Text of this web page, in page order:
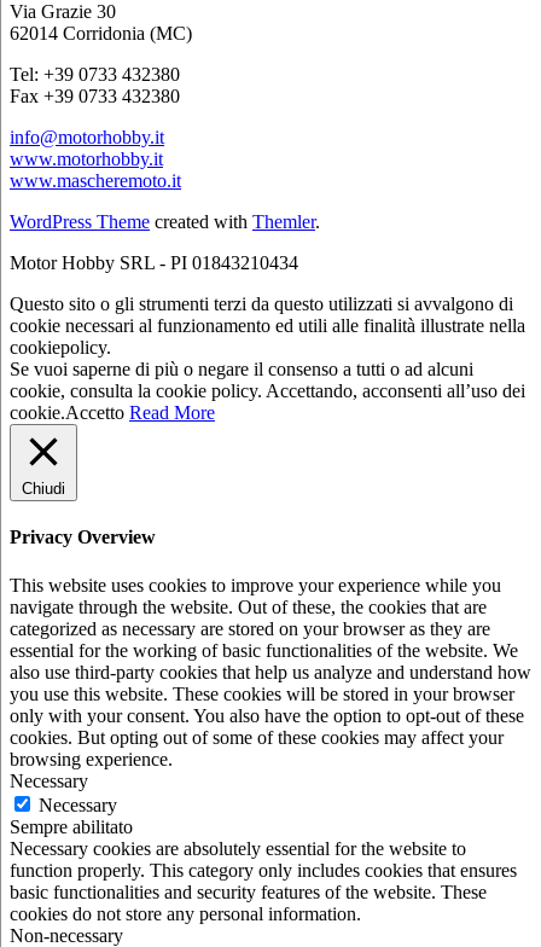
Via Grazie 30
62014 Corridonia (MC)
Tel: +39 0733 432380
Fax +39 0733 432380
info@motorhobby.it
www.motorhobby.it
www.mascheremoto.it
WordPress Theme created with Themler.
Motor Hobby SRL - PI 01843210434
Questo sito o gli strumenti terzi da questo utilizzati si avvalgono di
cookie necessari al funzionamento ed utili alle finalità illustrate nella
cookiepolicy.
Se vuoi saperne di più o negare il consenso a tutti o ad alcuni
cookie, consulta la cookie policy. Accettando, acconsenti all’uso dei
cookie.Accetto Read More
Chiudi
Privacy Overview
This website uses cookies to improve your experience while you
navigate through the website. Out of these, the cookies that are
categorized as necessary are stored on your browser as they are
essential for the working of basic functionalities of the website. We
also use third-party cookies that help us analyze and understand how
you use this website. These cookies will be stored in your browser
only with your consent. You also have the option to opt-out of these
cookies. But opting out of some of these cookies may affect your
browsing experience.
Necessary
Necessary
Sempre abilitato
Necessary cookies are absolutely essential for the website to
function properly. This category only includes cookies that ensures
basic functionalities and security features of the website. These
cookies do not store any personal information.
Non-necessary